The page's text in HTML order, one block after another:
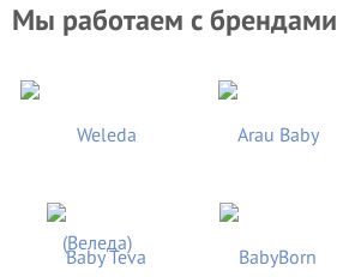
Мы работаем с брендами